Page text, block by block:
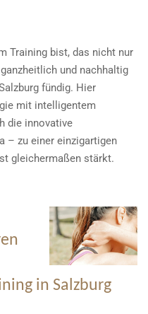
Training bist, das nicht nur
und nachhaltig
fündig. Hier
mit intelligentem
die innovative
– zu einer einzigartigen
gleichermaßen stärkt.
in Salzburg